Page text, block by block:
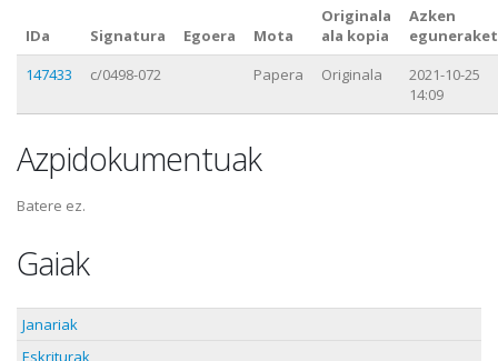
IDa Signatura Egoera Mota
Originala
ala kopia
Azken
147433
c/0498-072 Papera Originala
2021-10-25
14:09
Azpidokumentuak
Batere ez.
Gaiak
Janariak
Eskriturak